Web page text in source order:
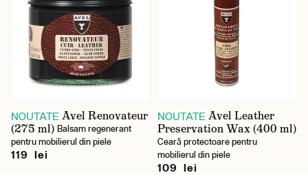
NOUTATE Avel Renovateur
(275 ml) Balsam regenerant
pentru mobilierul din piele
119 lei
NOUTATE Avel Leather
Preservation Wax (400 ml)
Ceară protectoare pentru
mobilierul din piele
109 lei